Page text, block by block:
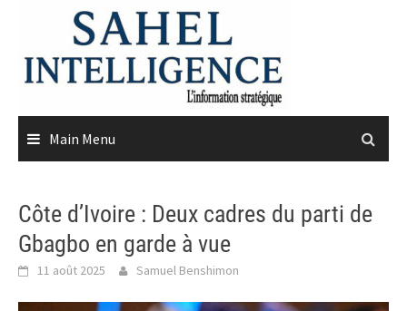
content
Main Menu
Côte d’Ivoire : Deux cadres du parti de
Gbagbo en garde à vue
11 août 2025 Samuel Benshimon